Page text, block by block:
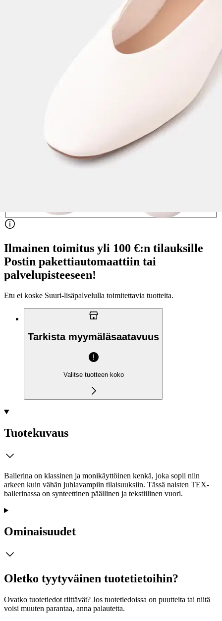
Koot ovat EUR kokoja
Ilmainen toimitus yli 100 €:n tilauksille
Postin pakettiautomaattiin tai
palvelupisteeseen!
Etu ei koske Suuri‑lisäpalvelulla toimitettavia tuotteita.
Tarkista myymäläsaatavuus
Valitse tuotteen koko
Tuotekuvaus
Ballerina on klassinen ja monikäyttöinen kenkä, joka sopii niin
arkeen kuin vähän juhlavampiin tilaisuuksiin. Tässä naisten TEX-
ballerinassa on synteettinen päällinen ja tekstiilinen vuori.
Ominaisuudet
Oletko tyytyväinen tuotetietoihin?
Ovatko tuotetiedot riittävät? Jos tuotetiedoissa on puutteita tai niitä
voisi muuten parantaa, anna palautetta.